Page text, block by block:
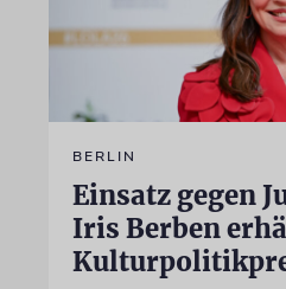
BERLIN
Einsatz gegen
Iris Berben